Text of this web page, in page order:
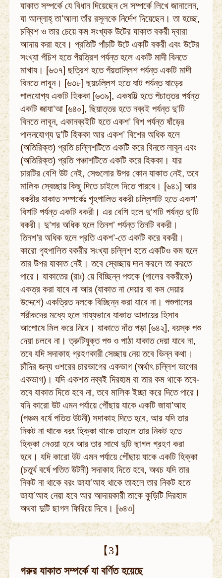
যাকাত সম্পর্কে যে বিধান দিয়েছেন সে সম্পর্কে লিখে জানালেন,
যা আল্লাহ্‌ তা’আলা তাঁর রসূলকে নির্দেশ দিয়েছেন। তা হচ্ছে,
চব্বিশ ও তার চেয়ে কম সংখ্যক উটের যাকাত বকরী দ্বারা
আদায় করা হবে। প্রতিটি পাঁচটি উটে একটি বকরী এবং উটের
সংখ্যা পঁচিশ হতে পঁয়ত্রিশ পর্যন্ত হলে একটি মাদী বিনতে
মাখায। [৬৩৭] ছত্রিশ হতে পঁয়তাল্লিশ পর্যন্ত একটি মাদী
বিনতে লাবূন। [৬৩৮] ছয়চল্লিশ হতে ষাট পর্যন্ত ষাড়ের
পালযোগ্য একটি হিককা [৬৩৯], একষট্টি হতে পঁচাত্তর পর্যন্ত
একটি জাযা’আ [৬৪০], ছিয়াত্তর হতে নব্বই পর্যন্ত দু’টি
বিনতে লাবূন, একানব্বইটি হতে একশ’ বিশ পর্যন্ত ষাঁড়ের
পালনযোগ্য দু’টি হিককা আর একশ’ বিশের অধিক হলে
(অতিরিক্ত) প্রতি চল্লিশটিতে একটি করে বিনতে লাবূন এবং
(অতিরিক্ত) প্রতি পঞ্চাশটিতে একটি করে হিককা। যার
চারটির বেশি উট নেই, সেগুলোর উপর কোন যাকাত নেই, তবে
মালিক স্বেচ্ছায় কিছু দিতে চাইলে দিতে পারবে। [৬৪১] আর
বকরীর যাকাত সম্পর্কেঃ গৃহপালিত বকরী চল্লিশটি হতে একশ’
বিশটি পর্যন্ত একটি বকরী। এর বেশি হলে দু’শটি পর্যন্ত দু’টি
বকরী। দু’শর অধিক হলে তিনশ’ পর্যন্ত তিনটি বকরী।
তিনশ’র অধিক হলে প্রতি একশ’-তে একটি করে বকরী।
কারো গৃহপালিত বকরীর সংখ্যা চল্লিশ হতে একটিও কম হলে
তার উপর যাকাত নেই। তবে স্বেচ্ছায় দান করলে তা করতে
পারে। যাকাতের (রাঃ) য়ে বিচ্ছিন্ন পশুকে (পালের বকরীকে)
একত্র করা যাবে না আর (যাকাত না দেয়ার বা কম দেয়ার
উদ্দেশে) একত্রিত দলকে বিচ্ছিন্ন করা যাবে না। পশুপালের
শরীকদের মধ্যে হলে নায্যভাবে যাকাত আদায়ের হিসাব
আপোষে মিল করে নিবে। যাকাতে দাঁত পড়া [৬৪২], বয়স্ক পশু
দেয়া চলবে না। ত্রুটিযুক্ত পশু ও পাঠা যাকাত দেয়া যাবে না,
তবে যদি সদাকাহ গ্রহণকারী সেচ্ছায় নেয় তবে ভিন্ন কথা।
চাঁদির জন্য ওশরের চারভাগের একভাগ (অর্থাৎ চল্লিশ ভাগের
একভাগ)। যদি একশত নব্বই দিরহাম বা তার কম থাকে তবে-
তবে যাকাত দিতে হবে না, তবে মালিক ইচ্ছা করে দিতে পারে।
যদি কারো উট এমন পর্যায়ে পৌঁছায় যাকে একটি জাযা’আহ
(পঞ্চম বর্ষে পতিত উটনী) সদাকাহ দিতে হবে, আর যদি তার
নিকট না থাকে বরং হিক্কা থাকে তাহলে তার নিকট হতে
হিক্কা নেওয়া হবে আর তার সাথে দুটি ছাগল গ্রহণ করা
হবে। যদি কারো উট এমন পর্যায়ে পৌঁছায় যাকে একটি হিক্কা
(চতুর্থ বর্ষে পতিত উটনী) সদাকাহ দিতে হবে, অথচ যদি তার
নিকট না থাকে বরং জাযা’আহ থাকে তাহলে তার নিকট হতে
জাযা’আহ নেয়া হবে আর আদায়কারী তাকে কুড়িটি দিরহাম
অথবা দুটি ছাগল ফিরিয়ে দিবে। [৬৪৩]
【3】
গরুর যাকাত সম্পর্কে যা বর্ণিত হয়েছে